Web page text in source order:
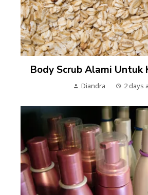
Body Scrub Alami Untuk
Diandra 2 days